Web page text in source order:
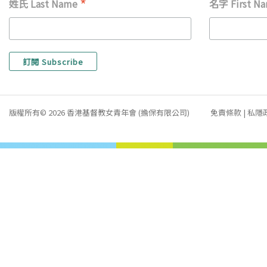
姓氏 Last Name * 名字 First
版權所有© 2026 香港基督教女青年會 (擔保有限公司) 免責條款 | 私隱